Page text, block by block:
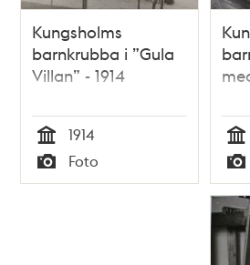
Kungsholms
barnkrubba i ”Gula
Villan” - 1914
Tid
1914
Typ
Foto Tid
Typ